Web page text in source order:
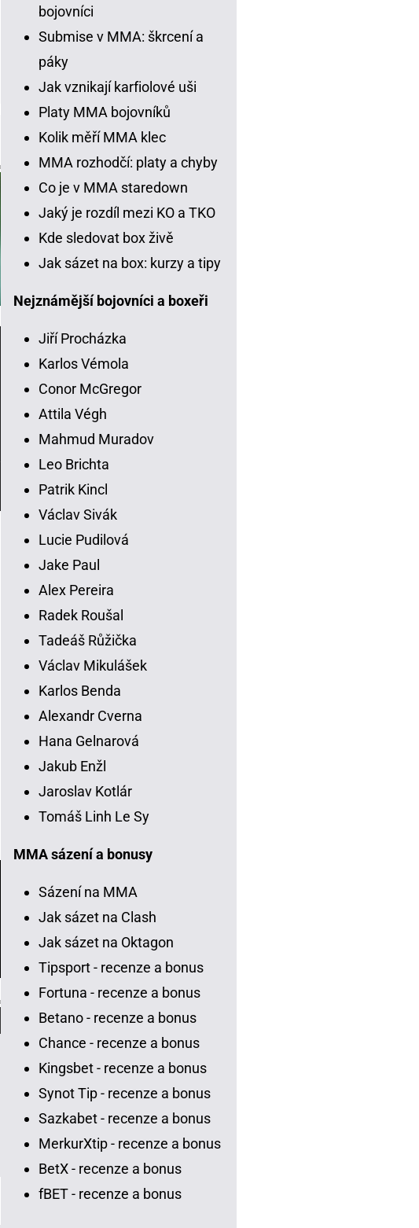
bojovníci
Submise v MMA: škrcení a
páky
Jak vznikají karfiolové uši
Platy MMA bojovníků
Kolik měří MMA klec
MMA rozhodčí: platy a chyby
Co je v MMA staredown
Jaký je rozdíl mezi KO a TKO
Kde sledovat box živě
Jak sázet na box: kurzy a tipy
Nejznámější bojovníci a boxeři
Jiří Procházka
Karlos Vémola
Conor McGregor
Attila Végh
Mahmud Muradov
Leo Brichta
Patrik Kincl
Václav Sivák
Lucie Pudilová
Jake Paul
Alex Pereira
Radek Roušal
Tadeáš Růžička
Václav Mikulášek
Karlos Benda
Alexandr Cverna
Hana Gelnarová
Jakub Enžl
Jaroslav Kotlár
Tomáš Linh Le Sy
MMA sázení a bonusy
Sázení na MMA
Jak sázet na Clash
Jak sázet na Oktagon
Tipsport - recenze a bonus
Fortuna - recenze a bonus
Betano - recenze a bonus
Chance - recenze a bonus
Kingsbet - recenze a bonus
Synot Tip - recenze a bonus
Sazkabet - recenze a bonus
MerkurXtip - recenze a bonus
BetX - recenze a bonus
fBET - recenze a bonus